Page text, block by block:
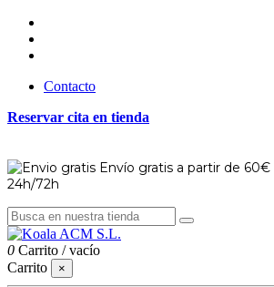
Contacto
Reservar cita en tienda
Envío gratis a partir de 60€
24h/72h
0 Carrito /vacío
Carrito
×